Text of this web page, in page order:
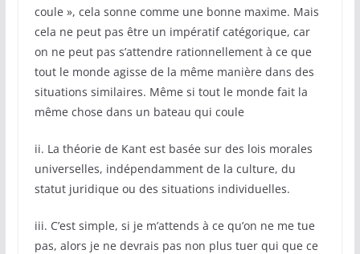
coule », cela sonne comme une bonne maxime. Mais
cela ne peut pas être un impératif catégorique, car
on ne peut pas s’attendre rationnellement à ce que
tout le monde agisse de la même manière dans des
situations similaires. Même si tout le monde fait la
même chose dans un bateau qui coule
ii. La théorie de Kant est basée sur des lois morales
universelles, indépendamment de la culture, du
statut juridique ou des situations individuelles.
iii. C’est simple, si je m’attends à ce qu’on ne me tue
pas, alors je ne devrais pas non plus tuer qui que ce